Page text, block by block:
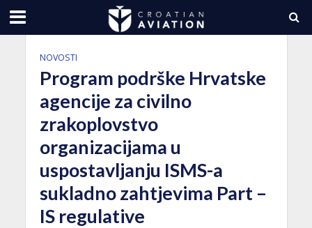
NOVOSTI
Program podrške Hrvatske
agencije za civilno
zrakoplovstvo
organizacijama u
uspostavljanju ISMS-a
sukladno zahtjevima Part –
IS regulative